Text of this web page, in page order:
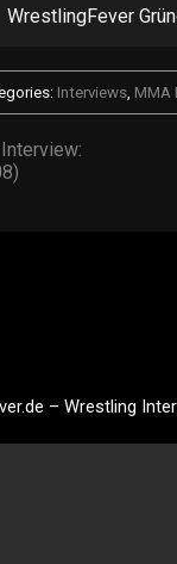
WrestlingFever
Interviews, MMA
– Wrestling